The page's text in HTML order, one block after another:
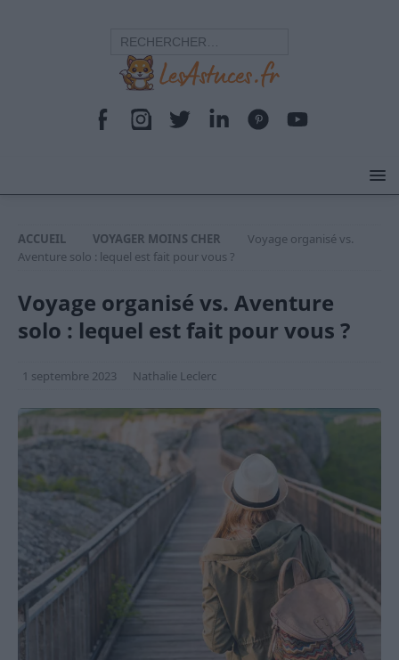
ACCUEIL VOYAGER MOINS CHER
Voyage organisé vs.
Aventure solo : lequel est fait pour vous ?
Voyage organisé vs. Aventure
solo : lequel est fait pour vous ?
1 septembre 2023 Nathalie Leclerc